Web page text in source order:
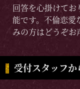
回答を心掛けて
能です。不倫恋愛
みの方はどうぞお
受付スタッフか